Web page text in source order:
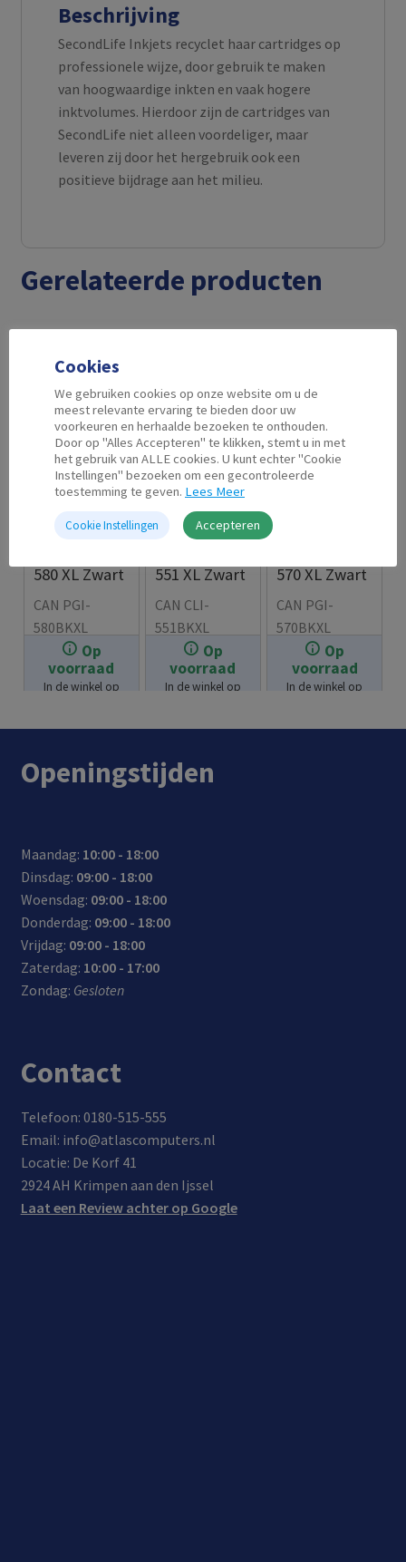
Beschrijving
SecondLife Inkjets recyclet haar cartridges op
professionele wijze, door gebruik te maken
van hoogwaardige inkten en vaak hogere
inktvolumes. Hierdoor zijn de cartridges van
SecondLife niet alleen voordeliger, maar
leveren zij door het hergebruik ook een
positieve bijdrage aan het milieu.
Gerelateerde producten
Op
voorraad
In de winkel op
Second Life
580 XL Zwart
9.99
CAN PGI-
580BKXL
Op
voorraad
In de winkel op
Second Life
551 XL Zwart
7.99
CAN CLI-
551BKXL
Op
voorraad
In de winkel op
570 XL Zwart
8.99
CAN PGI-
570BKXL
Openingstijden
Maandag: 10:00 - 18:00
Dinsdag: 09:00 - 18:00
Woensdag: 09:00 - 18:00
Donderdag: 09:00 - 18:00
Vrijdag: 09:00 - 18:00
Zaterdag: 10:00 - 17:00
Zondag: Gesloten
Contact
Telefoon: 0180-515-555
Email: info@atlascomputers.nl
Locatie: De Korf 41
2924 AH Krimpen aan den Ijssel
Laat een Review achter op Google
Cookies
We gebruiken cookies op onze website om u de
meest relevante ervaring te bieden door uw
voorkeuren en herhaalde bezoeken te onthouden.
Door op "Alles Accepteren" te klikken, stemt u in met
het gebruik van ALLE cookies. U kunt echter "Cookie
Instellingen" bezoeken om een gecontroleerde
toestemming te geven. Lees Meer
Cookie Instellingen Accepteren